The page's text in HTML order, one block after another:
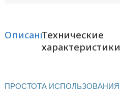
ОписаниеТехнические
характеристики
ПРОСТОТА ИСПОЛЬЗОВАНИЯ